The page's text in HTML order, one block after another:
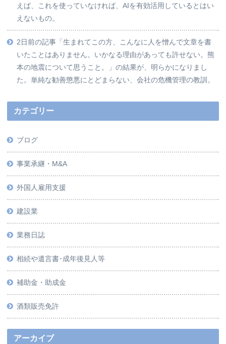
えば、これを使っていなければ、AIを有効活用しているとはい
えないもの。
2日前の記事「生まれてこの方、こんなに人を憎んで文章を書
いたことはありません。いかなる理由があっても許せない。熊
本の地震について思うこと。」の結果が、明らかになりまし
た。単純な勧善懲悪にとどまらない、会社の危機管理の教訓。
カテゴリー
ブログ
事業承継・M&A
外国人雇用支援
建設業
業務日誌
相続や遺言書･成年後見人等
補助金・助成金
酒類販売免許
アーカイブ